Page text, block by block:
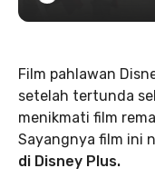
Film pahlawan
setelah tertunda
menikmati film
Sayangnya film ini
di Disney Plus.